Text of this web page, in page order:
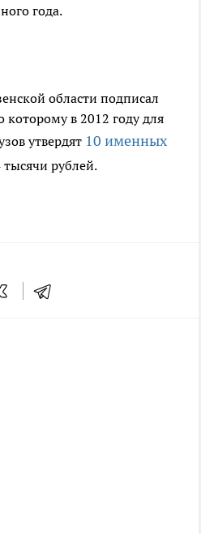
года.
области подписал
которому в 2012 году для
утвердят 10 именных
тысячи рублей.